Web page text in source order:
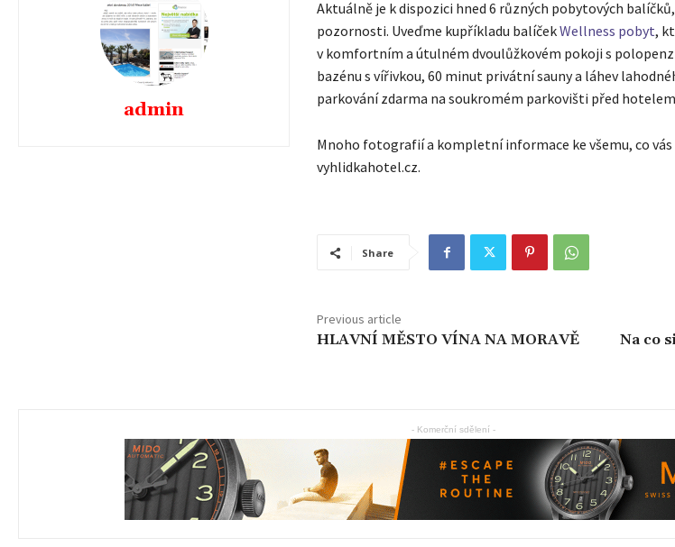
admin
Aktuálně je k dispozici hned 6 různých pobytových
pozornosti. Uveďme kupříkladu balíčekWellness pobyt,
v komfortním a útulném dvoulůžkovém pokoji s
bazénu s vířivkou, 60 minut privátní sauny a láhev
parkování zdarma na soukromém parkovišti před
Mnoho fotografií a kompletní informace ke všemu, co
vyhlidkahotel.cz.
Share
Previous article
HLAVNÍ MĚSTO VÍNA NA MORAVĚ
Na co
- Komerční sdělení -